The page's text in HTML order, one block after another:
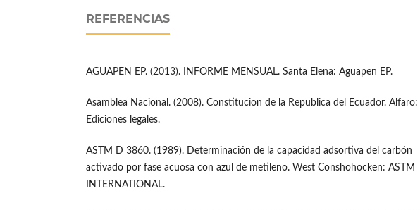
REFERENCIAS
AGUAPEN EP. (2013). INFORME MENSUAL. Santa Elena: Aguapen EP.
Asamblea Nacional. (2008). Constitucion de la Republica del Ecuador. Alfaro:
Ediciones legales.
ASTM D 3860. (1989). Determinación de la capacidad adsortiva del carbón
activado por fase acuosa con azul de metileno. West Conshohocken: ASTM
INTERNATIONAL.